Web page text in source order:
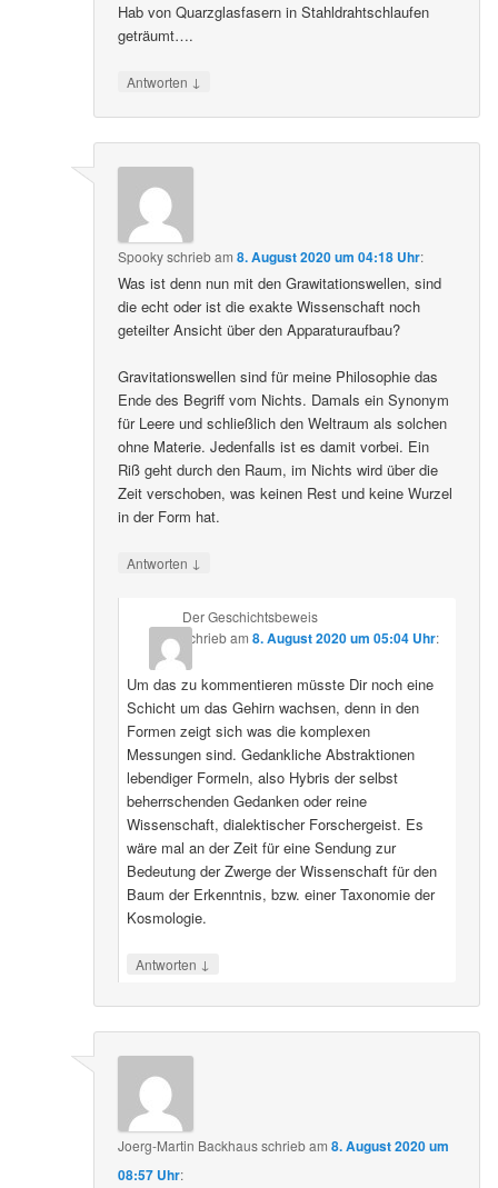
Hab von Quarzglasfasern in Stahldrahtschlaufen
geträumt….
Antworten ↓
Spookyschriebam8. August 2020 um 04:18 Uhr:
Was ist denn nun mit den Grawitationswellen, sind
die echt oder ist die exakte Wissenschaft noch
geteilter Ansicht über den Apparaturaufbau?
Gravitationswellen sind für meine Philosophie das
Ende des Begriff vom Nichts. Damals ein Synonym
für Leere und schließlich den Weltraum als solchen
ohne Materie. Jedenfalls ist es damit vorbei. Ein
Riß geht durch den Raum, im Nichts wird über die
Zeit verschoben, was keinen Rest und keine Wurzel
in der Form hat.
Antworten ↓
Der Geschichtsbeweis
schriebam 8. August 2020 um 05:04 Uhr:
Um das zu kommentieren müsste Dir noch eine
Schicht um das Gehirn wachsen, denn in den
Formen zeigt sich was die komplexen
Messungen sind. Gedankliche Abstraktionen
lebendiger Formeln, also Hybris der selbst
beherrschenden Gedanken oder reine
Wissenschaft, dialektischer Forschergeist. Es
wäre mal an der Zeit für eine Sendung zur
Bedeutung der Zwerge der Wissenschaft für den
Baum der Erkenntnis, bzw. einer Taxonomie der
Kosmologie.
Antworten ↓
Joerg-Martin Backhausschriebam8. August 2020 um
08:57 Uhr: